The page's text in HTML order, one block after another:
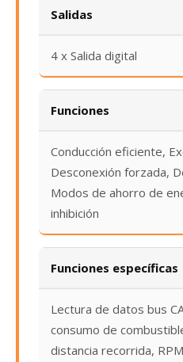
Salidas
4 x Salida digital
Funciones
Conducción eficiente,
Desconexión forzada,
Modos de ahorro de
inhibición
Funciones específicas
Lectura de datos bus
consumo de
distancia recorrida, RPM